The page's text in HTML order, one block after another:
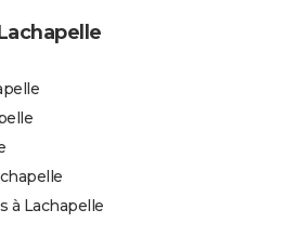
à Lachapelle